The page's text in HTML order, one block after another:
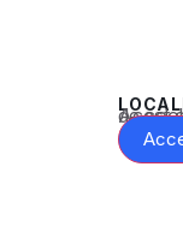
Acest conținut este blocat până când